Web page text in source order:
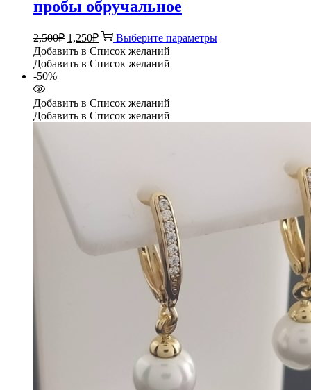
пробы обручальное
2,500₽ Первоначальная
цена
составляла
1,250₽Текущая
цена:
1,250₽.
Выберите параметрыЭтот
выбрать
Добавить в Список желаний
Добавить в Список желаний
-50%
Добавить в Список желаний
Добавить в Список желаний